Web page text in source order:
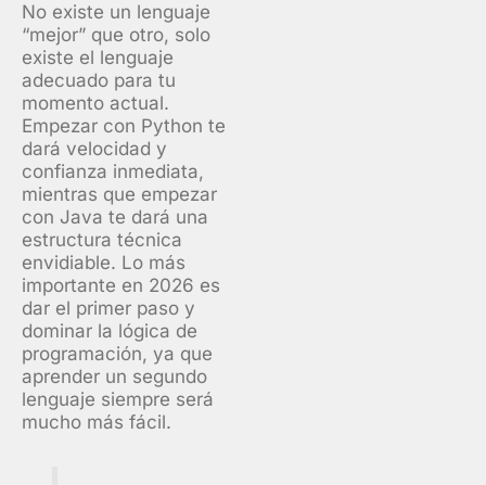
No existe un lenguaje
“mejor” que otro, solo
existe el lenguaje
adecuado para tu
momento actual.
Empezar con Python te
dará velocidad y
confianza inmediata,
mientras que empezar
con Java te dará una
estructura técnica
envidiable. Lo más
importante en 2026 es
dar el primer paso y
dominar la lógica de
programación, ya que
aprender un segundo
lenguaje siempre será
mucho más fácil.